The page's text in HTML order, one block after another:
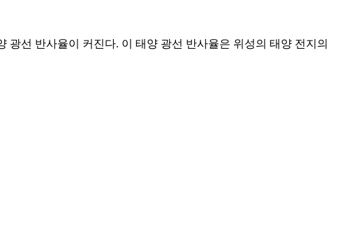
선 반사율이 커진다. 이 태양 광선 반사율은 위성의 태양 전지의